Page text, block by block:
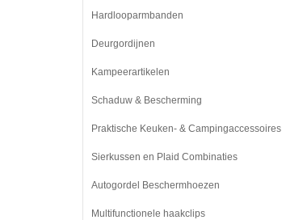
Hardlooparmbanden
Deurgordijnen
Kampeerartikelen
Schaduw & Bescherming
Praktische Keuken- & Campingaccessoires
Sierkussen en Plaid Combinaties
Autogordel Beschermhoezen
Multifunctionele haakclips